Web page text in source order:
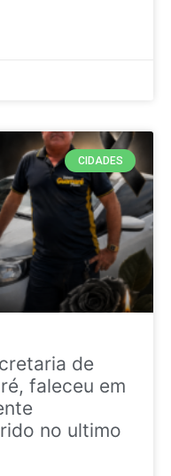
CIDADES
de
faleceu em
no ultimo